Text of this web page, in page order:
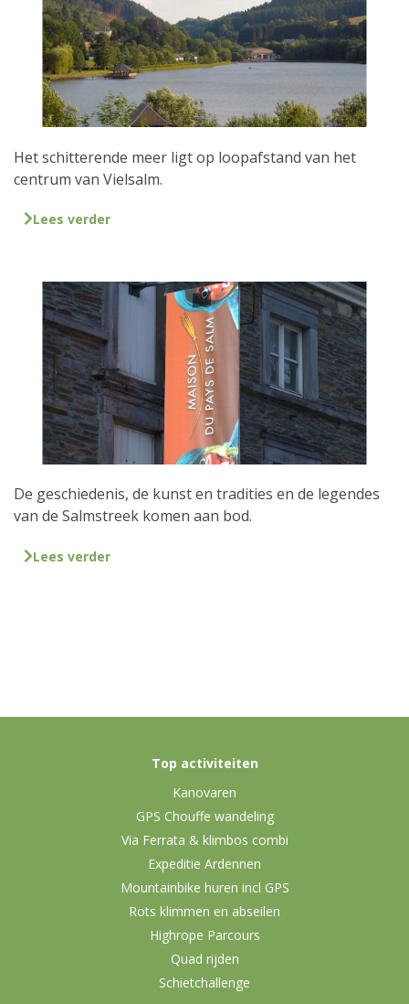
Het schitterende meer ligt op loopafstand van het
centrum van Vielsalm.
Lees verder
De geschiedenis, de kunst en tradities en de legendes
van de Salmstreek komen aan bod.
Lees verder
Top activiteiten
Kanovaren
GPS Chouffe wandeling
Via Ferrata & klimbos combi
Expeditie Ardennen
Mountainbike huren incl GPS
Rots klimmen en abseilen
Highrope Parcours
Quad rijden
Schietchallenge